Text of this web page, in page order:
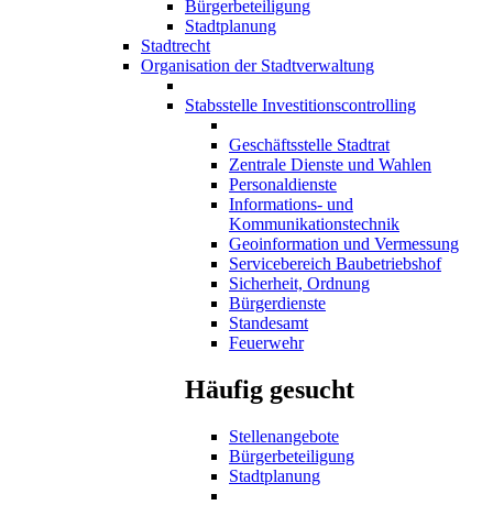
Bürgerbeteiligung
Stadtplanung
Stadtrecht
Organisation der Stadtverwaltung
Stabsstelle Investitionscontrolling
Geschäftsstelle Stadtrat
Zentrale Dienste und Wahlen
Personaldienste
Informations- und
Kommunikationstechnik
Geoinformation und Vermessung
Servicebereich Baubetriebshof
Sicherheit, Ordnung
Bürgerdienste
Standesamt
Feuerwehr
Häufig gesucht
Stellenangebote
Bürgerbeteiligung
Stadtplanung